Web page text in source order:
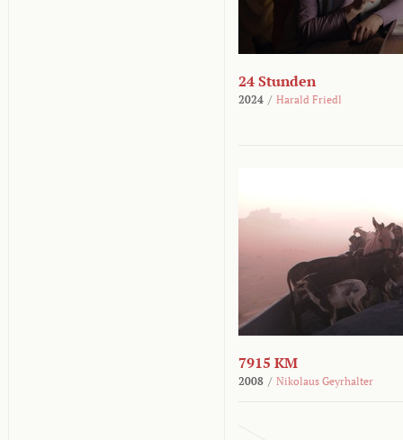
24 Stunden
2024 / Harald Friedl
7915 KM
2008 / Nikolaus Geyrhalter